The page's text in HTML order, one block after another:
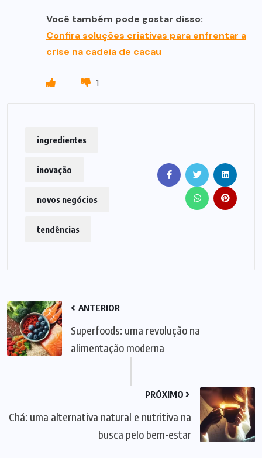
Você também pode gostar disso:
Confira soluções criativas para enfrentar a
crise na cadeia de cacau
1
ingredientes
inovação
novos negócios
tendências
ANTERIOR
Superfoods: uma revolução na
alimentação moderna
PRÓXIMO
Chá: uma alternativa natural e nutritiva na
busca pelo bem-estar